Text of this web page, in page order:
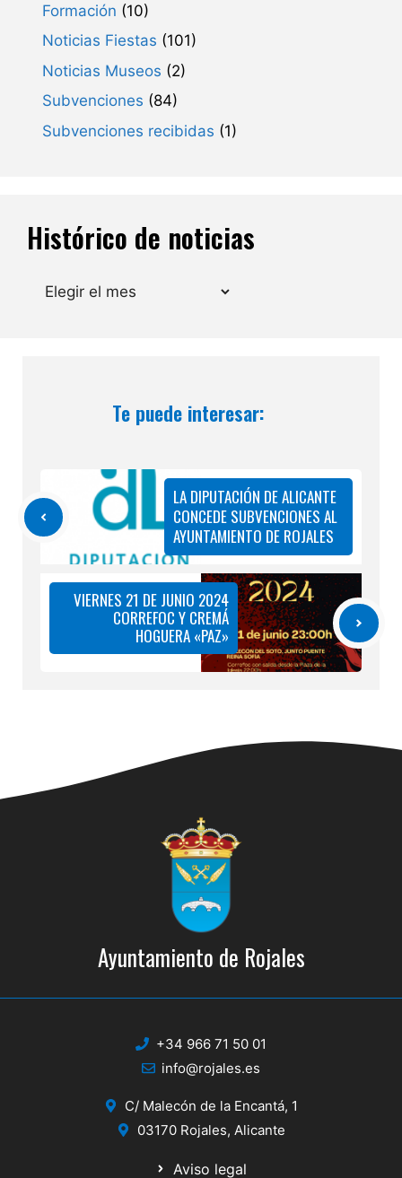
Formación (10)
Noticias Fiestas (101)
Noticias Museos (2)
Subvenciones (84)
Subvenciones recibidas (1)
Histórico de noticias
Archivos
Te puede interesar:
LA DIPUTACIÓN DE ALICANTE
CONCEDE SUBVENCIONES AL
AYUNTAMIENTO DE ROJALES
VIERNES 21 DE JUNIO 2024
CORREFOC Y CREMÁ
HOGUERA «PAZ»
Ayuntamiento de Rojales
+34 966 71 50 01
info@rojales.es
C/ Malecón de la Encantá, 1
03170 Rojales, Alicante
Aviso legal